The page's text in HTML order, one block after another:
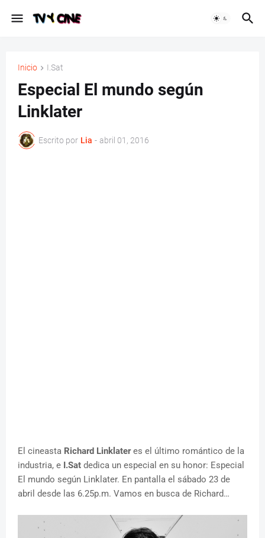
Inicio I.Sat
Especial El mundo según
Linklater
Escrito por Lia - abril 01, 2016
El cineasta Richard Linklateres el último romántico de la
industria, e I.Sat dedica un especial en su honor: Especial
El mundo según Linklater. En pantalla el sábado 23 de
abril desde las 6.25p.m. Vamos en busca de Richard…